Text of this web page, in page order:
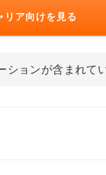
リア向けを見る
ションが含まれて